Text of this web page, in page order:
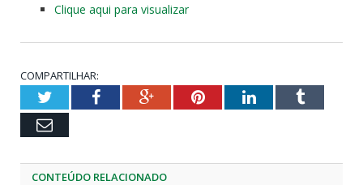
Clique aqui para visualizar
COMPARTILHAR:
TwitterFacebookGoogle+PinterestLinkedInTumblr
Email
CONTEÚDO RELACIONADO